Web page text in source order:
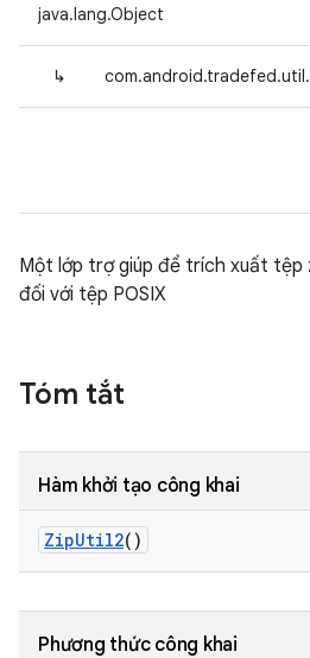
java.lang.Object
↳
Một lớp trợ giúp để trích xuất tệp
đối với tệp POSIX
Tóm tắt
Hàm khởi tạo công khai
ZipUtil2()
Phương thức công khai